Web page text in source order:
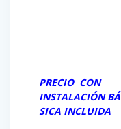
PRECIO CON
INSTALACIÓN BÁ
SICA INCLUIDA